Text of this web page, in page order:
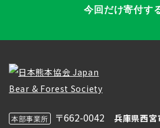
今回だけ寄付す
本部事業所 〒662-0042 兵庫県西